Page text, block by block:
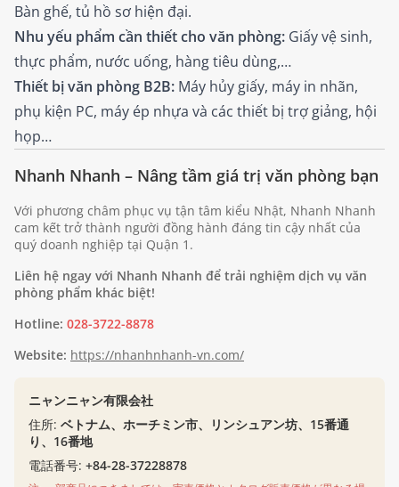
Bàn ghế, tủ hồ sơ hiện đại.
Nhu yếu phẩm cần thiết cho văn phòng: Giấy vệ sinh,
thực phẩm, nước uống, hàng tiêu dùng,…
Thiết bị văn phòng B2B: Máy hủy giấy, máy in nhãn,
phụ kiện PC, máy ép nhựa và các thiết bị trợ giảng, hội
họp…
Nhanh Nhanh – Nâng tầm giá trị văn phòng bạn
Với phương châm phục vụ tận tâm kiểu Nhật, Nhanh Nhanh
cam kết trở thành người đồng hành đáng tin cậy nhất của
quý doanh nghiệp tại Quận 1.
Liên hệ ngay với Nhanh Nhanh để trải nghiệm dịch vụ văn
phòng phẩm khác biệt!
Hotline: 028-3722-8878
Website: https://nhanhnhanh-vn.com/
ニャンニャン有限会社
住所: ベトナム、ホーチミン市、リンシュアン坊、15番通
り、16番地
電話番号: +84-28-37228878